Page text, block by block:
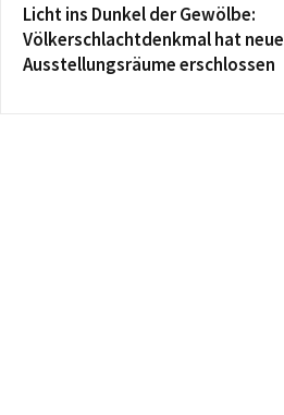
Licht ins Dunkel der Gewölbe:
Völkerschlachtdenkmal hat neue
Ausstellungsräume erschlossen